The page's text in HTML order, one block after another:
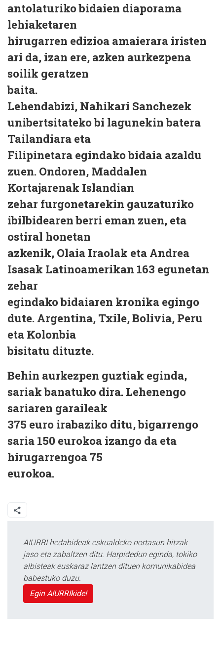
antolaturiko bidaien diaporama
lehiaketaren
hirugarren edizioa amaierara iristen
ari da, izan ere, azken aurkezpena
soilik geratzen
baita.
Lehendabizi, Nahikari Sanchezek
unibertsitateko bi lagunekin batera
Tailandiara eta
Filipinetara egindako bidaia azaldu
zuen. Ondoren, Maddalen
Kortajarenak Islandian
zehar furgonetarekin gauzaturiko
ibilbidearen berri eman zuen, eta
ostiral honetan
azkenik, Olaia Iraolak eta Andrea
Isasak Latinoamerikan 163 egunetan
zehar
egindako bidaiaren kronika egingo
dute. Argentina, Txile, Bolivia, Peru
eta Kolonbia
bisitatu dituzte.
Behin aurkezpen guztiak eginda,
sariak banatuko dira. Lehenengo
sariaren garaileak
375 euro irabaziko ditu, bigarrengo
saria 150 eurokoa izango da eta
hirugarrengoa 75
eurokoa.
AIURRI hedabideak eskualdeko nortasun hitzak
jaso eta zabaltzen ditu. Harpidedun eginda, tokiko
albisteak euskaraz lantzen dituen komunikabidea
babestuko duzu.
Egin AIURRIkide!